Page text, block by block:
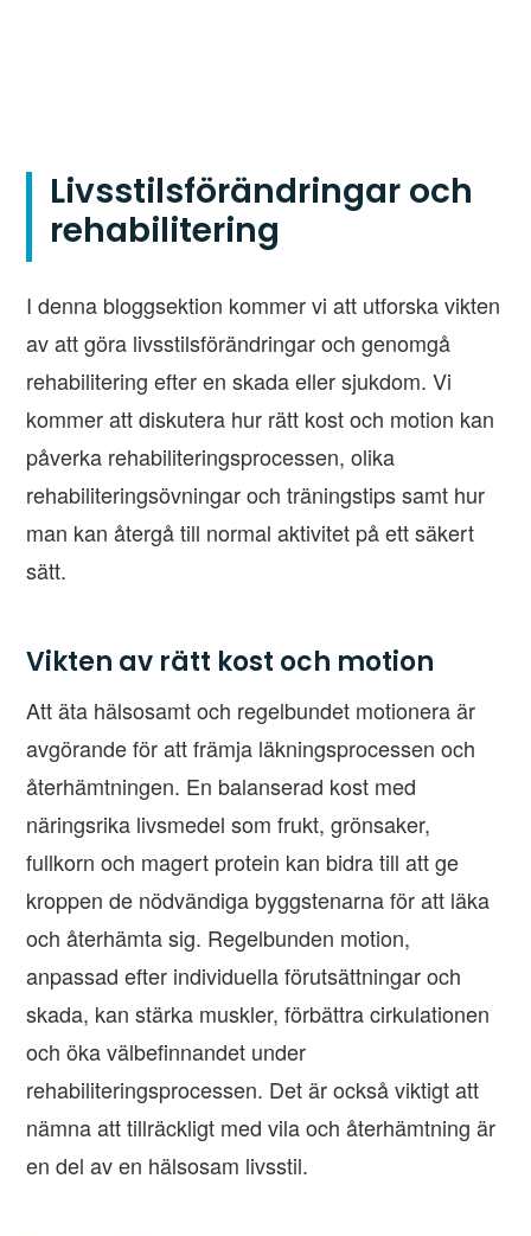
Livsstilsförändringar och
rehabilitering
I denna bloggsektion kommer vi att utforska vikten
av att göra livsstilsförändringar och genomgå
rehabilitering efter en skada eller sjukdom. Vi
kommer att diskutera hur rätt kost och motion kan
påverka rehabiliteringsprocessen, olika
rehabiliteringsövningar och träningstips samt hur
man kan återgå till normal aktivitet på ett säkert
sätt.
Vikten av rätt kost och motion
Att äta hälsosamt och regelbundet motionera är
avgörande för att främja läkningsprocessen och
återhämtningen. En balanserad kost med
näringsrika livsmedel som frukt, grönsaker,
fullkorn och magert protein kan bidra till att ge
kroppen de nödvändiga byggstenarna för att läka
och återhämta sig. Regelbunden motion,
anpassad efter individuella förutsättningar och
skada, kan stärka muskler, förbättra cirkulationen
och öka välbefinnandet under
rehabiliteringsprocessen. Det är också viktigt att
nämna att tillräckligt med vila och återhämtning är
en del av en hälsosam livsstil.